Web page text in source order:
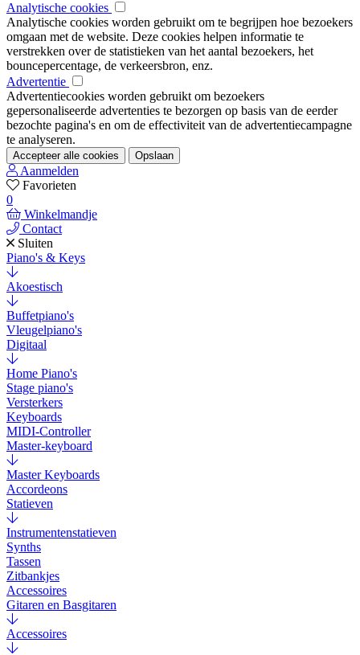
Analytische cookies
Analytische cookies worden gebruikt om te begrijpen hoe bezoekers
omgaan met de website. Deze cookies helpen informatie te
verstrekken over de statistieken van het aantal bezoekers, het
bouncepercentage, de verkeersbron, enz.
Advertentie
Advertentiecookies worden gebruikt om bezoekers
gepersonaliseerde advertenties te bezorgen op basis van de eerder
bezochte pagina's en om de effectiviteit van de advertentiecampagne
te analyseren.
Accepteer alle cookies Opslaan
Aanmelden
Favorieten
0
Winkelmandje
Contact
Sluiten
Piano's & Keys
Akoestisch
Buffetpiano's
Vleugelpiano's
Digitaal
Home Piano's
Stage piano's
Versterkers
Keyboards
MIDI-Controller
Master-keyboard
Master Keyboards
Accordeons
Statieven
Instrumentenstatieven
Synths
Tassen
Zitbankjes
Accessoires
Gitaren en Basgitaren
Accessoires